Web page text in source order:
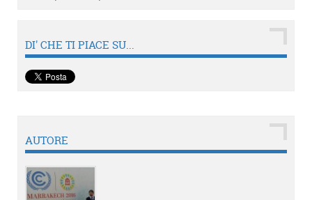
DI' CHE TI PIACE SU...
AUTORE